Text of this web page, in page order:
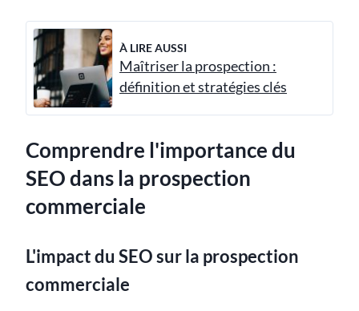
À LIRE AUSSI
Maîtriser la prospection :
définition et stratégies clés
Comprendre l'importance du
SEO dans la prospection
commerciale
L'impact du SEO sur la prospection
commerciale